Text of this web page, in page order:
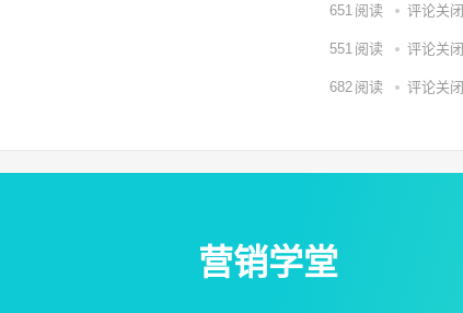
651 阅读 评论关闭
551 阅读 评论关闭
682 阅读 评论关闭
营销学堂